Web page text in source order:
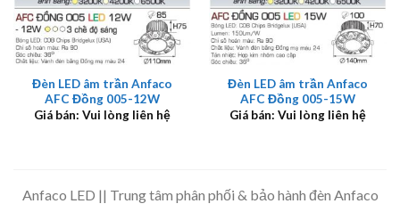
Đèn LED âm trần Anfaco
AFC Đồng 005-12W
Giá bán: Vui lòng liên hệ
Đèn LED âm trần Anfaco
AFC Đồng 005-15W
Giá bán: Vui lòng liên hệ
Anfaco LED || Trung tâm phân phối & bảo hành đèn Anfaco